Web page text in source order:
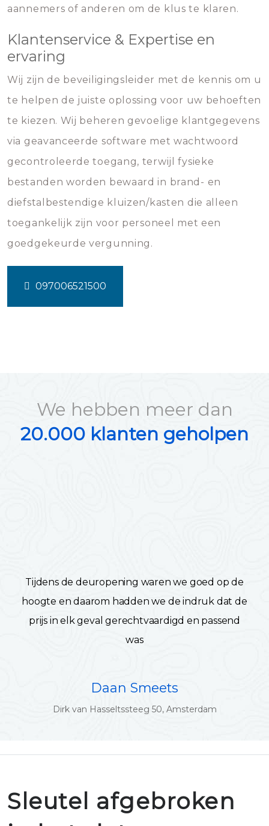
aannemers of anderen om de klus te klaren.
Klantenservice & Expertise en
ervaring
Wij zijn de beveiligingsleider met de kennis om u
te helpen de juiste oplossing voor uw behoeften
te kiezen. Wij beheren gevoelige klantgegevens
via geavanceerde software met wachtwoord
gecontroleerde toegang, terwijl fysieke
bestanden worden bewaard in brand- en
diefstalbestendige kluizen/kasten die alleen
toegankelijk zijn voor personeel met een
goedgekeurde vergunning.
097006521500
We hebben meer dan
20.000 klanten geholpen
Tijdens de deuropening waren we goed op de
hoogte en daarom hadden we de indruk dat de
prijs in elk geval gerechtvaardigd en passend
was
Daan Smeets
Dirk van Hasseltssteeg 50, Amsterdam
Sleutel afgebroken